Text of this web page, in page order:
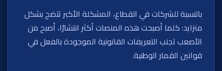
بالنسبة للشركات في القطاع، المشكلة الأكبر تتضح بشكل
متزايد: كلما أصبحت هذه المنصات أكثر انتشارًا، أصبح من
الأصعب تجنب التعريفات القانونية الموجودة بالفعل في
قوانين القمار الوطنية.